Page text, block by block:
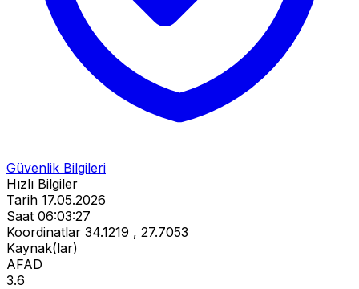
Güvenlik Bilgileri
Hızlı Bilgiler
Tarih 17.05.2026
Saat 06:03:27
Koordinatlar 34.1219 , 27.7053
Kaynak(lar)
AFAD
3.6